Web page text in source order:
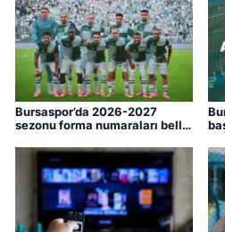
Bursaspor’da 2026-2027
sezonu forma numaraları belli